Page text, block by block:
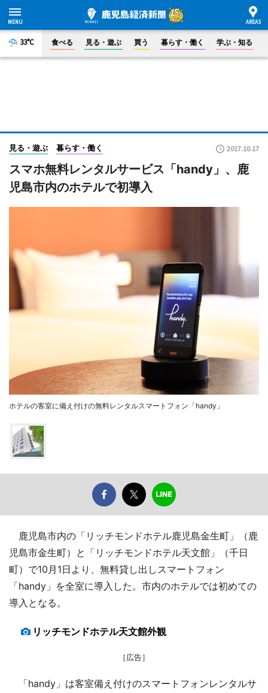
33°C 食べる 見る・遊ぶ 買う 暮らす・働く 学ぶ・知る
見る・遊ぶ 暮らす・働く 2017.10.17
スマホ無料レンタルサービス「handy」、鹿
児島市内のホテルで初導入
ホテルの客室に備え付けの無料レンタルスマートフォン「handy」
鹿児島市内の「リッチモンドホテル鹿児島金生町」（鹿
児島市金生町）と「リッチモンドホテル天文館」（千日
町）で10月1日より、無料貸し出しスマートフォン
「handy」を全室に導入した。市内のホテルでは初めての
導入となる。
リッチモンドホテル天文館外観
［広告］
「handy」は客室備え付けのスマートフォンレンタルサ